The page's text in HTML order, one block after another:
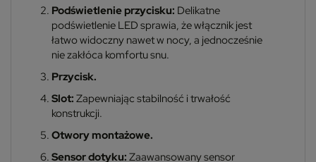
Podświetlenie przycisku: Delikatne
podświetlenie LED sprawia, że włącznik jest
łatwo widoczny nawet w nocy, a jednocześnie
nie zakłóca komfortu snu.
Przycisk.
Slot: Zapewniając stabilność i trwałość
konstrukcji.
Otwory montażowe.
Sensor dotyku: Zaawansowany sensor